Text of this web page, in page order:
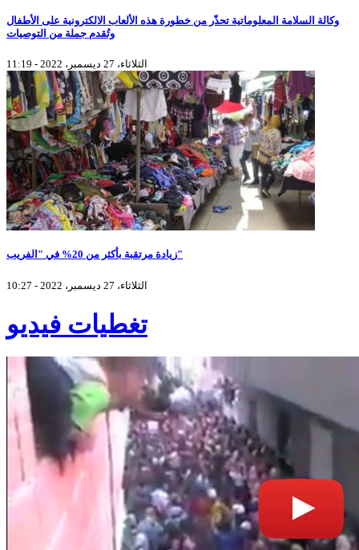
وكالة السلامة المعلوماتية تحذّر من خطورة هذه الألعاب الالكترونية على الأطفال
وتُقدم جملة من التوصيات
الثلاثاء، 27 ديسمبر، 2022 - 11:19
زيادة مرتقبة بأكثر من 20% في "الفريب"
الثلاثاء، 27 ديسمبر، 2022 - 10:27
تغطيات فيديو